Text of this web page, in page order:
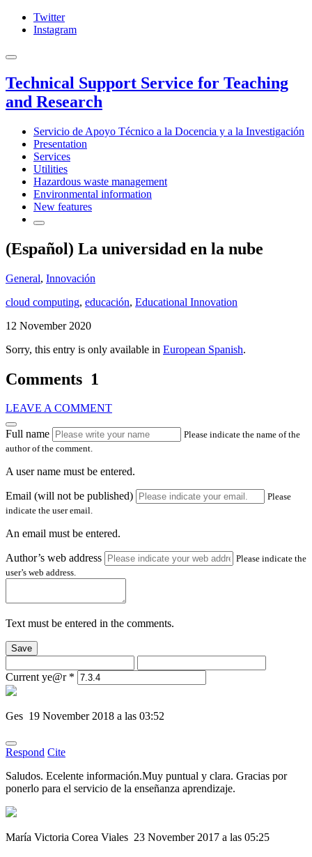
Twitter
Instagram
Technical Support Service for Teaching
and Research
Servicio de Apoyo Técnico a la Docencia y a la Investigación
Presentation
Services
Utilities
Hazardous waste management
Environmental information
New features
(Español) La universidad en la nube
General, Innovación
cloud computing, educación, Educational Innovation
12 November 2020
Sorry, this entry is only available in European Spanish.
Comments 1
LEAVE A COMMENT
Full name
Please indicate the name of the
author of the comment.
A user name must be entered.
Email (will not be published)
Please
indicate the user email.
An email must be entered.
Author’s web address
Please indicate the
user’s web address.
Text must be entered in the comments.
Save
Current ye@r *
Ges 19 November 2018 a las 03:52
Respond Cite
Saludos. Ecelente información.Muy puntual y clara. Gracias por
ponerlo para el servicio de la enseñanza aprendizaje.
María Victoria Corea Viales 23 November 2017 a las 05:25